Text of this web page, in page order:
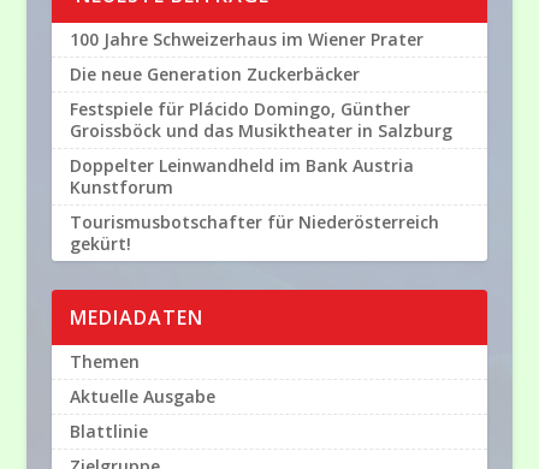
100 Jahre Schweizerhaus im Wiener Prater
Die neue Generation Zuckerbäcker
Festspiele für Plácido Domingo, Günther
Groissböck und das Musiktheater in Salzburg
Doppelter Leinwandheld im Bank Austria
Kunstforum
Tourismusbotschafter für Niederösterreich
gekürt!
MEDIADATEN
Themen
Aktuelle Ausgabe
Blattlinie